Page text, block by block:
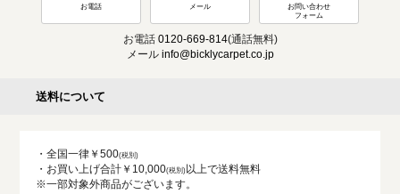
お電話 メール
お問い合わせ
フォーム
お電話 0120-669-814(通話無料)
メール info@bicklycarpet.co.jp
送料について
・全国一律￥500
・お買い上げ合計￥10,000
以上で送料無料
※一部対象外商品がございます。